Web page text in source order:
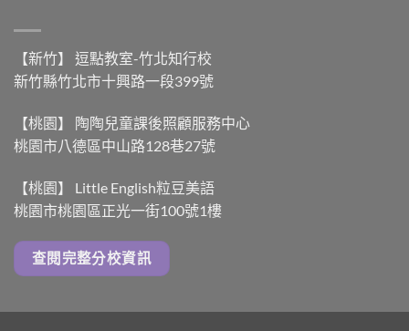
【新竹】 逗點教室-竹北知行校
新竹縣竹北市十興路一段399號
【桃園】 陶陶兒童課後照顧服務中心
桃園市八德區中山路128巷27號
【桃園】 Little English粒豆美語
桃園市桃園區正光一街100號1樓
查閱完整分校資訊